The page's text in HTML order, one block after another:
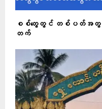
စစ်တွေတွင် တစ်ပတ်အတွင်း စာ
တက်